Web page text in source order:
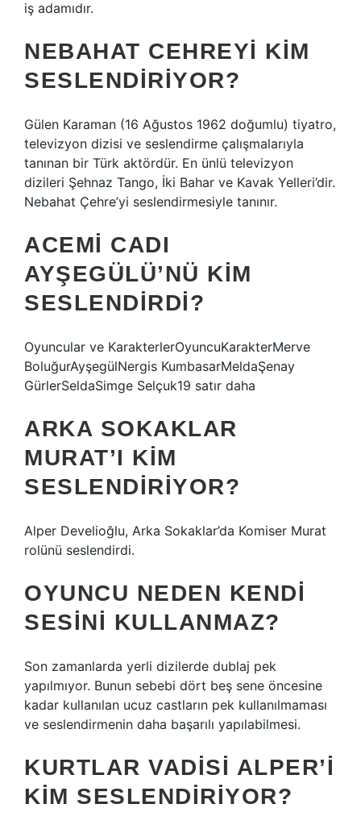
iş adamıdır.
NEBAHAT CEHREYI KIM
SESLENDIRIYOR?
Gülen Karaman (16 Ağustos 1962 doğumlu) tiyatro,
televizyon dizisi ve seslendirme çalışmalarıyla
tanınan bir Türk aktördür. En ünlü televizyon
dizileri Şehnaz Tango, İki Bahar ve Kavak Yelleri’dir.
Nebahat Çehre’yi seslendirmesiyle tanınır.
ACEMI CADI
AYŞEGÜLÜ’NÜ KIM
SESLENDIRDI?
Oyuncular ve KarakterlerOyuncuKarakterMerve
BoluğurAyşegülNergis KumbasarMeldaŞenay
GürlerSeldaSimge Selçuk19 satır daha
ARKA SOKAKLAR
MURAT’I KIM
SESLENDIRIYOR?
Alper Develioğlu, Arka Sokaklar’da Komiser Murat
rolünü seslendirdi.
OYUNCU NEDEN KENDI
SESINI KULLANMAZ?
Son zamanlarda yerli dizilerde dublaj pek
yapılmıyor. Bunun sebebi dört beş sene öncesine
kadar kullanılan ucuz castların pek kullanılmaması
ve seslendirmenin daha başarılı yapılabilmesi.
KURTLAR VADISI ALPER’I
KIM SESLENDIRIYOR?